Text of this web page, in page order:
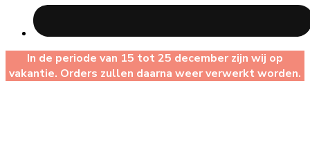
In de periode van 15 tot 25 december zijn wij op
vakantie. Orders zullen daarna weer verwerkt worden.